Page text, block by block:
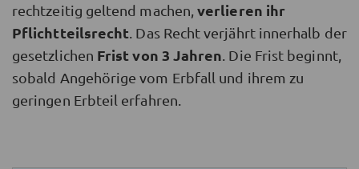
rechtzeitig geltend machen,verlieren ihr
Pflichtteilsrecht . Das Recht verjährt innerhalb der
gesetzlichen Frist von 3 Jahren . Die Frist beginnt,
sobald Angehörige vom Erbfall und ihrem zu
geringen Erbteil erfahren.